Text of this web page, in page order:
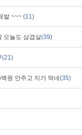
발 ~~~ (11)
오늘도 삼겹살(39)
(21)
원 안주고 지가 먹네 (35)